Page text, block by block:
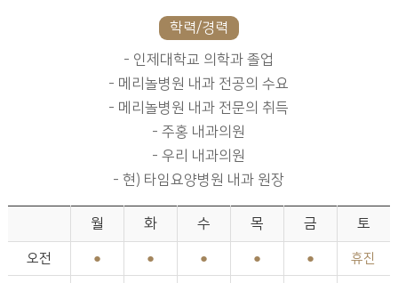
학력/경력
- 인제대학교 의학과 졸업
- 메리놀병원 내과 전공의 수요
- 메리놀병원 내과 전문의 취득
- 주홍 내과의원
- 우리 내과의원
- 현) 타임요양병원 내과 원장
월 화 수 목 금 토
오전 ● ● ● ● ● 휴진